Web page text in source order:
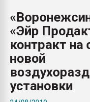
«Эйр
контракт на
новой
установки